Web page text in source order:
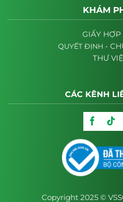
KHÁM
GIẤY HỢP
QUYẾT ĐỊNH -
THƯ
CÁC KÊNH
Copyright 2025 ©